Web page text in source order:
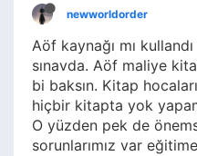
newworldorder
Aöf kaynağı mı
sınavda. Aöf maliye
bi baksın. Kitap
hiçbir kitapta yok
O yüzden pek de
sorunlarımız var